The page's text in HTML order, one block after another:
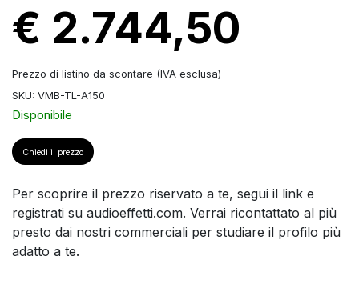
€ 2.744,50
Prezzo di listino da scontare (IVA esclusa)
SKU: VMB-TL-A150
Disponibile
Chiedi il prezzo
Per scoprire il prezzo riservato a te, segui il link e
registrati su audioeffetti.com. Verrai ricontattato al più
presto dai nostri commerciali per studiare il profilo più
adatto a te.